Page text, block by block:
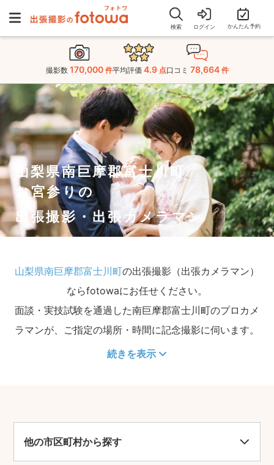
検索 ログイン かんたん予約
撮影数 170,000 件平均評価 4.9 点口コミ 78,664 件
山梨県南巨摩郡富士川町
お宮参りの
出張撮影・出張カメラマン
山梨県南巨摩郡富士川町の出張撮影（出張カメラマン）
ならfotowaにお任せください。
面談・実技試験を通過した南巨摩郡富士川町のプロカメ
ラマンが、ご指定の場所・時間に記念撮影に伺います。
続きを表示
他の市区町村から探す